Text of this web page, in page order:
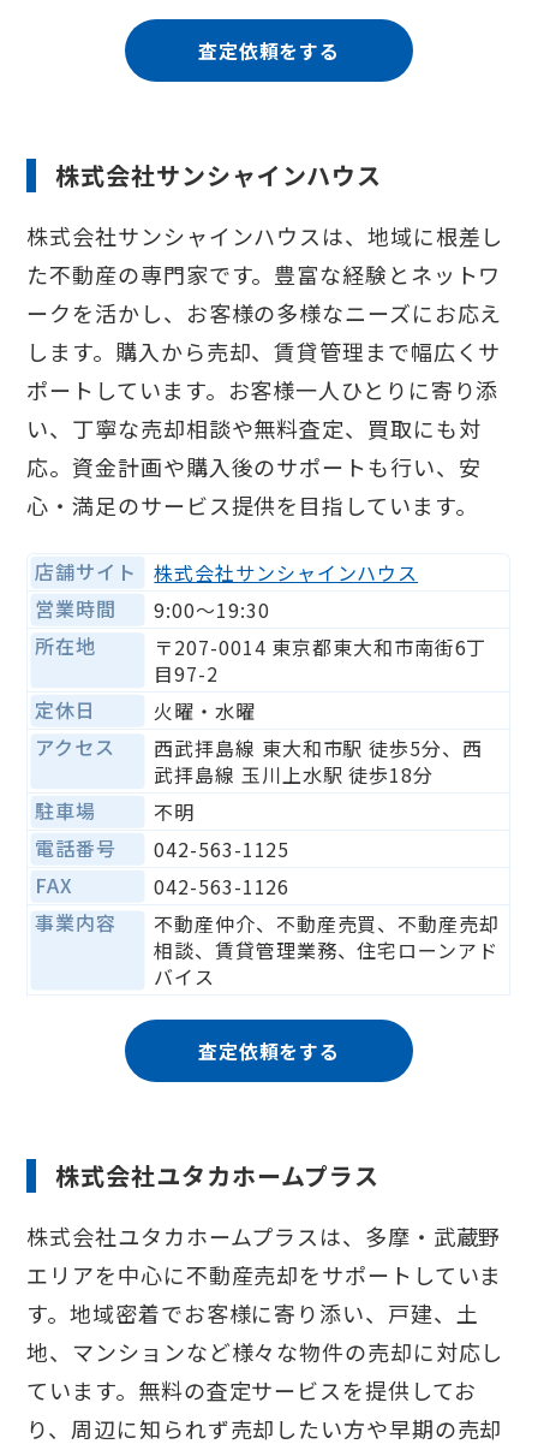
査定依頼をする
株式会社サンシャインハウス
株式会社サンシャインハウスは、地域に根差し
た不動産の専門家です。豊富な経験とネットワ
ークを活かし、お客様の多様なニーズにお応え
します。購入から売却、賃貸管理まで幅広くサ
ポートしています。お客様一人ひとりに寄り添
い、丁寧な売却相談や無料査定、買取にも対
応。資金計画や購入後のサポートも行い、安
心・満足のサービス提供を目指しています。
店舗サイト
株式会社サンシャインハウス
営業時間
9:00〜19:30
所在地
〒207-0014 東京都東大和市南街6丁
目97-2
定休日
火曜・水曜
アクセス
西武拝島線 東大和市駅 徒歩5分、西
武拝島線 玉川上水駅 徒歩18分
駐車場
不明
電話番号
042-563-1125
FAX
042-563-1126
事業内容
不動産仲介、不動産売買、不動産売却
相談、賃貸管理業務、住宅ローンアド
バイス
査定依頼をする
株式会社ユタカホームプラス
株式会社ユタカホームプラスは、多摩・武蔵野
エリアを中心に不動産売却をサポートしていま
す。地域密着でお客様に寄り添い、戸建、土
地、マンションなど様々な物件の売却に対応し
ています。無料の査定サービスを提供してお
り、周辺に知られず売却したい方や早期の売却